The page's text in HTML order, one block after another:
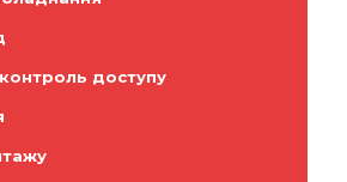
доступу